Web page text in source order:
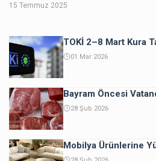
15 Temmuz 2025
TOKİ 2–8 Mart Kura
01 Mar 2026
Bayram Öncesi
28 Şub 2026
Mobilya Ürünlerine